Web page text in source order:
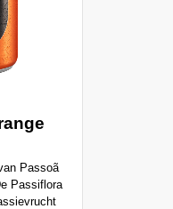
Passoã
Passiflora